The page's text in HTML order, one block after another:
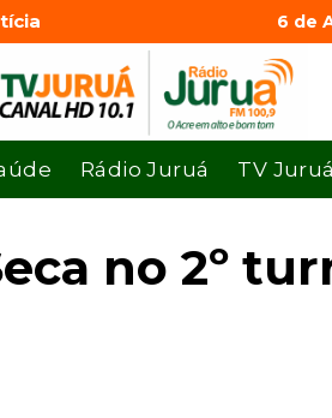
6 de
Rádio Juruá TV Juruá
no 2º